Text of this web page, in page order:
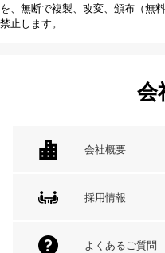
を、無断で複製、改変、頒布（無
禁止します。
会
会社概要
採用情報
よくあるご質問